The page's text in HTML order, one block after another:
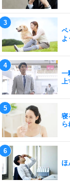
ペ
よ
一
寝
ら
ほ